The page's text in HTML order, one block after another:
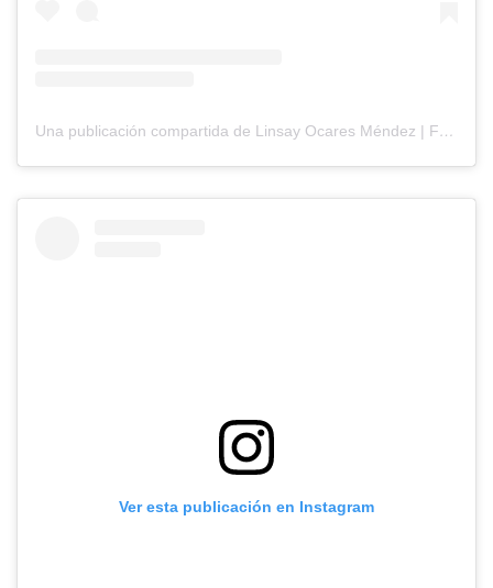
Una publicación compartida de Linsay Ocares Méndez | Fonoaudióloga Infanto-Juvenil (@flga.linocaress)
Ver esta publicación en Instagram